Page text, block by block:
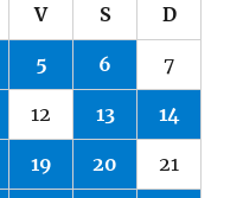
V S D
5 6 7
12 13 14
19 20 21